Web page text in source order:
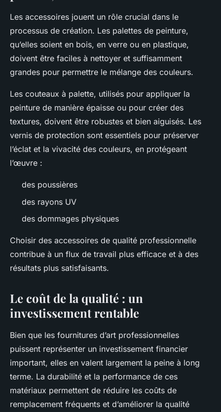
Les accessoires jouent un rôle crucial dans le
processus de création. Les palettes de peinture,
qu’elles soient en bois, en verre ou en plastique,
doivent être faciles à nettoyer et suffisamment
grandes pour permettre le mélange des couleurs.
Les couteaux à palette, utilisés pour appliquer la
peinture de manière épaisse ou pour créer des
textures, doivent être robustes et bien aiguisés. Les
vernis de protection sont essentiels pour préserver
l’éclat et la vivacité des couleurs, en protégeant
l’œuvre :
des poussières
des rayons UV
des dommages physiques
Choisir des accessoires de qualité professionnelle
contribue à un flux de travail plus efficace et à des
résultats plus satisfaisants.
Le coût de la qualité : un
investissement rentable
Bien que les fournitures d’art professionnelles
puissent représenter un investissement financier
important, elles en valent largement la peine à long
terme. La durabilité et la performance de ces
matériaux permettent de réduire les coûts de
remplacement fréquents et d’améliorer la qualité